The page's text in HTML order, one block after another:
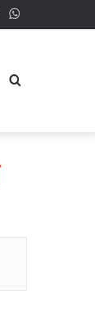
Search